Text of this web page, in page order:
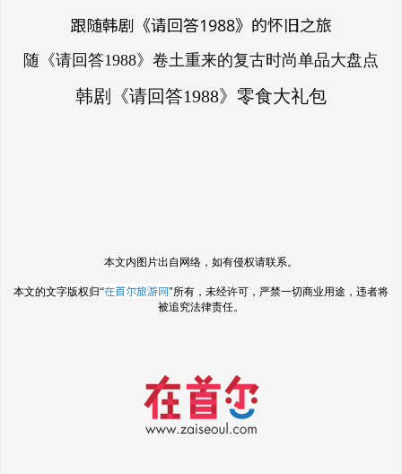
跟随韩剧《请回答1988》的怀旧之旅
随《请回答1988》卷土重来的复古时尚单品大盘点
韩剧《请回答1988》零食大礼包
本文内图片出自网络，如有侵权请联系。
本文的文字版权归“在首尔旅游网"所有，未经许可，严禁一切商业用途，违者将
被追究法律责任。